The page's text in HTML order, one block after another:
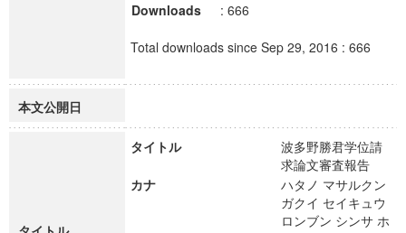
Downloads
: 666
Total downloads since Sep 29, 2016 : 666
本文公開日
タイトル
波多野勝君学位請
求論文審査報告
カナ
ハタノ マサルクン
ガクイ セイキュウ
ロンブン シンサ ホ